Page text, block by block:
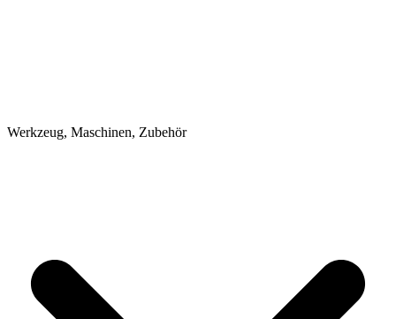
Werkzeug, Maschinen, Zubehör